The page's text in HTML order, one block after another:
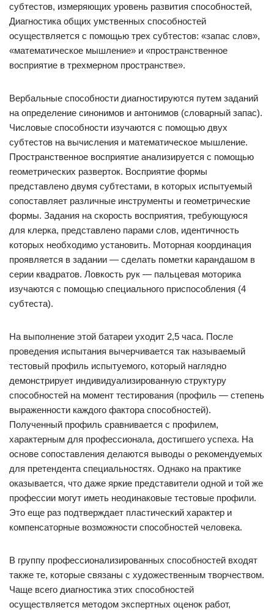
субтестов, измеряющих уровень развития способностей,
Диагностика общих умственных способностей
осуществляется с помощью трех субтестов: «запас слов»,
«математическое мышление» и «пространственное
восприятие в трехмерном пространстве».
Вербальные способности диагностируются путем заданий
на определение синонимов и антонимов (словарный запас).
Числовые способности изучаются с помощью двух
субтестов на вычисления и математическое мышление.
Пространственное восприятие анализируется с помощью
геометрических разверток. Восприятие формы
представлено двумя субтестами, в которых испытуемый
сопоставляет различные инструменты и геометрические
формы. Задания на скорость восприятия, требующуюся
для клерка, представлено парами слов, идентичность
которых необходимо установить. Моторная координация
проявляется в задании — сделать пометки карандашом в
серии квадратов. Ловкость рук — пальцевая моторика
изучаются с помощью специального приспособления (4
субтеста).
На выполнение этой батареи уходит 2,5 часа. После
проведения испытания вычерчивается так называемый
тестовый профиль испытуемого, который наглядно
демонстрирует индивидуализированную структуру
способностей на момент тестирования (профиль — степень
выраженности каждого фактора способностей).
Полученный профиль сравнивается с профилем,
характерным для профессионала, достигшего успеха. На
основе сопоставления делаются выводы о рекомендуемых
для претендента специальностях. Однако на практике
оказывается, что даже яркие представители одной и той же
профессии могут иметь неодинаковые тестовые профили.
Это еще раз подтверждает пластический характер и
компенсаторные возможности способностей человека.
В группу профессионализированных способностей входят
также те, которые связаны с художественным творчеством.
Чаще всего диагностика этих способностей
осуществляется методом экспертных оценок работ,